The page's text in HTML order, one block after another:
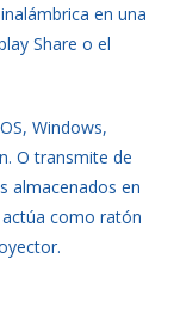
en una
Share o el
Windows,
O transmite de
almacenados en
como ratón